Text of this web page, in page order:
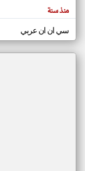
منذ سنة
سي ان ان عربي